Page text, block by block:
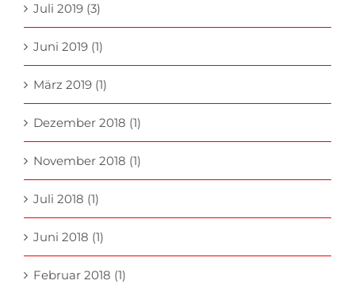
Juli 2019 (3)
Juni 2019 (1)
März 2019 (1)
Dezember 2018 (1)
November 2018 (1)
Juli 2018 (1)
Juni 2018 (1)
Februar 2018 (1)